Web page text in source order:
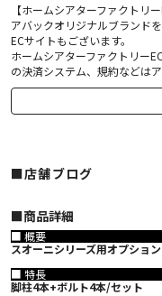
【ホームシアターファクトリ
アバックオリジナルブランド
ECサイトもございます。
ホームシアターファクトリー
の決済システム、規約などは
■店舗ブログ
■︎商品詳細
■ 概要
スオーニシリーズ用オプション
■ 特長
脚柱4本+ボルト4本/セット